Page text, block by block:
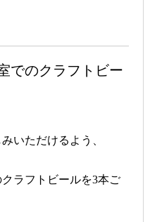
でのクラフトビー
いただけるよう、
クラフトビールを3本ご